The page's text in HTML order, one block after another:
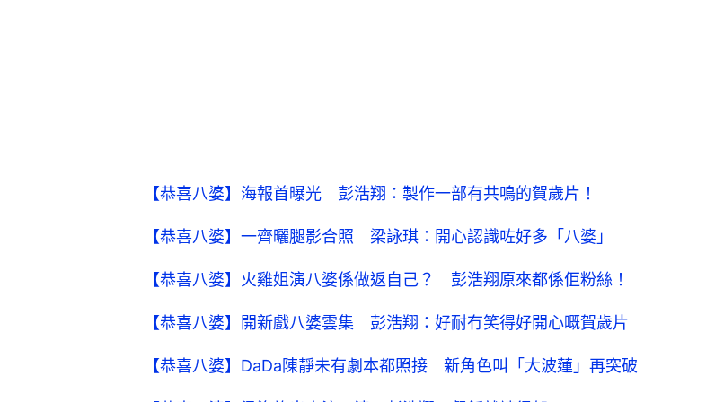
【恭喜八婆】海報首曝光 彭浩翔：製作一部有共鳴的賀歲片！
【恭喜八婆】一齊曬腿影合照 梁詠琪：開心認識咗好多「八婆」
【恭喜八婆】火雞姐演八婆係做返自己？ 彭浩翔原來都係佢粉絲！
【恭喜八婆】開新戲八婆雲集 彭浩翔：好耐冇笑得好開心嘅賀歲片
【恭喜八婆】DaDa陳靜未有劇本都照接 新角色叫「大波蓮」再突破